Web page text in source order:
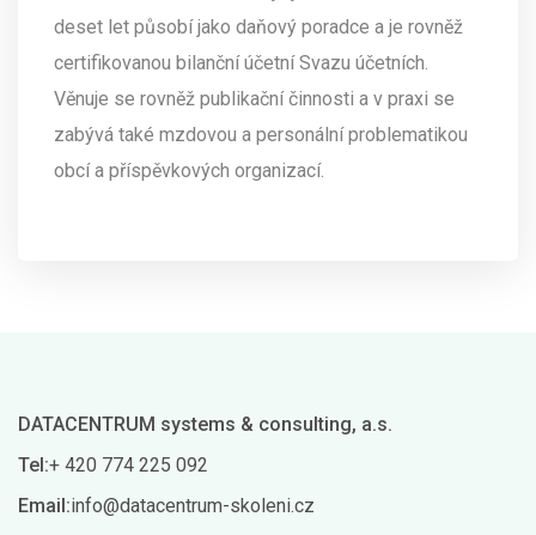
deset let působí jako daňový poradce a je rovněž
certifikovanou bilanční účetní Svazu účetních.
Věnuje se rovněž publikační činnosti a v praxi se
zabývá také mzdovou a personální problematikou
obcí a příspěvkových organizací.
DATACENTRUM systems & consulting, a.s.
Tel:+ 420 774 225 092
Email:info@datacentrum-skoleni.cz